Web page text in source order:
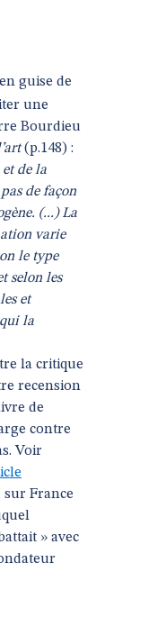
guise de
une
Bourdieu
(p.148) :
de la
de façon
(...) La
varie
le type
selon les
et
la
la critique
recension
de
contre
Voir
sur France
» avec